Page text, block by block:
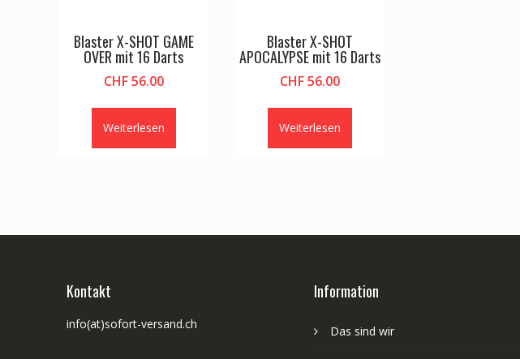
Blaster X-SHOT GAME
OVER mit 16 Darts
CHF56.00
Weiterlesen
Blaster X-SHOT
APOCALYPSE mit 16 Darts
CHF56.00
Weiterlesen
Kontakt
info(at)sofort-versand.ch
Information
Das sind wir